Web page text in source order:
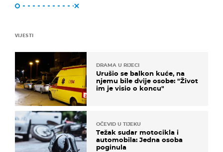
VIJESTI
DRAMA U RIJECI
Urušio se balkon kuće, na
njemu bile dvije osobe: "Život
im je visio o koncu"
OČEVID U TIJEKU
Težak sudar motocikla i
automobila: Jedna osoba
poginula